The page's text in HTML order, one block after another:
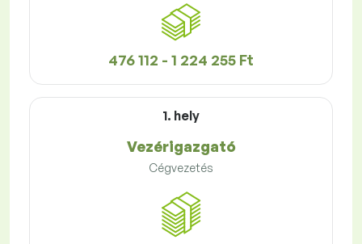
476 112 - 1 224 255 Ft
1. hely
Vezérigazgató
Cégvezetés